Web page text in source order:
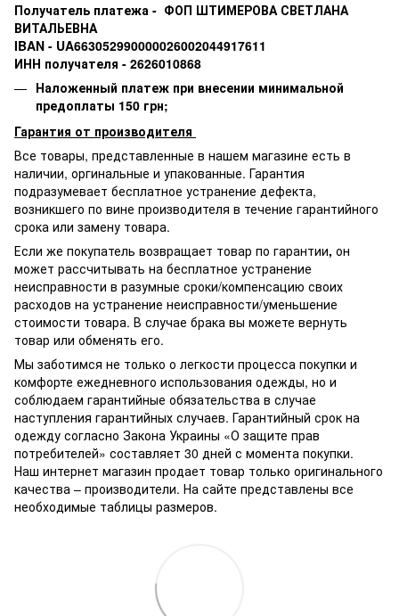
Получатель платежа - ФОП ШТИМЕРОВА СВЕТЛАНА
ВИТАЛЬЕВНА
IBAN - UA663052990000026002044917611
ИНН получателя - 2626010868
Наложенный платеж при внесении минимальной
предоплаты 150 грн;
Гарантия от производителя
Все товары, представленные в нашем магазине есть в
наличии, оргинальные и упакованные. Гарантия
подразумевает бесплатное устранение дефекта,
возникшего по вине производителя в течение гарантийного
срока или замену товара.
Если же покупатель возвращает товар по гарантии, он
может рассчитывать на бесплатное устранение
неисправности в разумные сроки/компенсацию своих
расходов на устранение неисправности/уменьшение
стоимости товара. В случае брака вы можете вернуть
товар или обменять его.
Мы заботимся не только о легкости процесса покупки и
комфорте ежедневного использования одежды, но и
соблюдаем гарантийные обязательства в случае
наступления гарантийных случаев. Гарантийный срок на
одежду согласно Закона Украины «О защите прав
потребителей» составляет 30 дней с момента покупки.
Наш интернет магазин продает товар только оригинального
качества – производители. На сайте представлены все
необходимые таблицы размеров.